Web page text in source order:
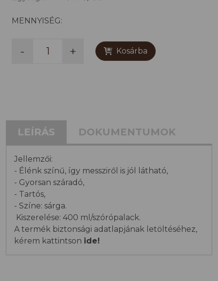
MENNYISÉG:
- + Kosárba
LEÍRÁS DOKUMENTUMOK
Jellemzői:
- Élénk színű, így messziről is jól látható,
- Gyorsan száradó,
- Tartós,
- Színe: sárga.
Kiszerelése: 400 ml/szórópalack.
A termék biztonsági adatlapjának letöltéséhez,
kérem kattintson ide!